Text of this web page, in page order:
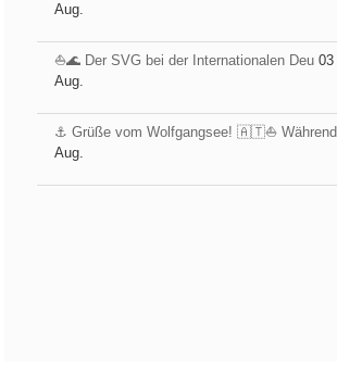
Aug.
⛵️🌊 Der SVG bei der Internationalen Deu 03
Aug.
⚓️ Grüße vom Wolfgangsee! 🇦🇹⛵ Während
Aug.